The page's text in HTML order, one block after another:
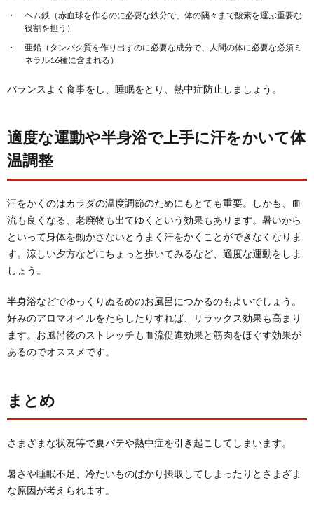
ヘム鉄（赤血球を作るのに必要な鉄分で、体の隅々まで酸素を運ぶ重要な
役割を担う）
亜鉛（タンパク質を作り出すのに必要な成分で、人間の体に必要な必須ミ
ネラル16種に含まれる）
バランスよく食事をし、睡眠をとり、熱中症防止しましょう。
適度な運動や半身浴で上手に汗をかいて体
温調整
汗をかくのはカラダの温度調節のためにもとても重要。しかも、血
流も良くなる、老廃物も出てゆくという効果もあります。暑いから
といって身体を動かさないとうまく汗をかくことができなくなりま
す。涼しい夕方などにちょっと歩いてみるなど、適度な運動をしま
しょう。
半身浴などでゆっくりぬるめのお風呂につかるのもよいでしょう。
好みのアロマオイルをたらしたりすれば、リラックス効果も高まり
ます。お風呂後のストレッチも血流促進効果と筋肉をほぐす効果が
あるのでオススメです。
まとめ
さまざまな状況等で夏バテや熱中症を引き起こしてしまいます。
暑さや睡眠不足、冷たいものばかり摂取してしまったりとさまざま
な原因が考えられます。